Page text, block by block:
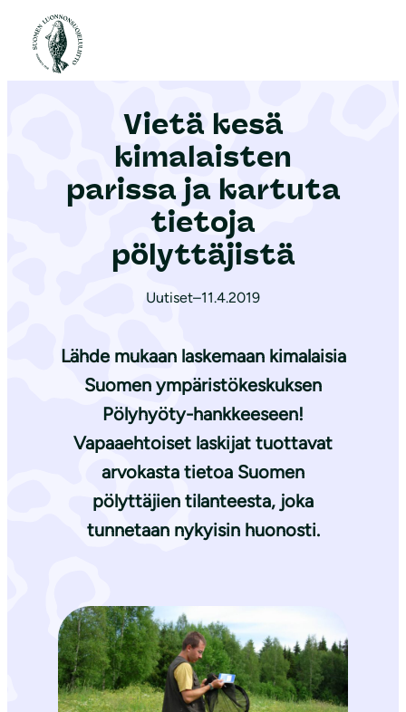
Etusivu
Vietä kesä
kimalaisten
parissa ja kartuta
tietoja
pölyttäjistä
Uutiset–11.4.2019
Lähde mukaan laskemaan kimalaisia
Suomen ympäristökeskuksen
Pölyhyöty-hankkeeseen!
Vapaaehtoiset laskijat tuottavat
arvokasta tietoa Suomen
pölyttäjien tilanteesta, joka
tunnetaan nykyisin huonosti.